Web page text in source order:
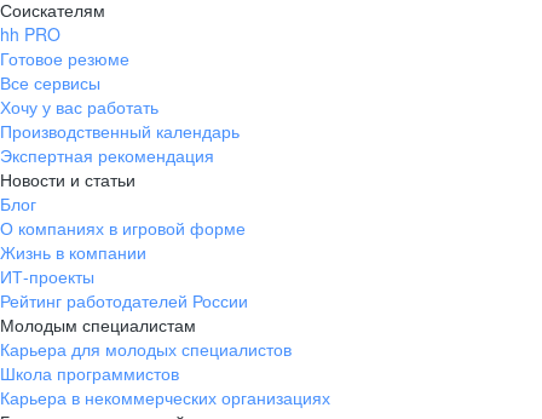
Соискателям
hh PRO
Готовое резюме
Все сервисы
Хочу у вас работать
Производственный календарь
Экспертная рекомендация
Новости и статьи
Блог
О компаниях в игровой форме
Жизнь в компании
ИТ-проекты
Рейтинг работодателей России
Молодым специалистам
Карьера для молодых специалистов
Школа программистов
Карьера в некоммерческих организациях